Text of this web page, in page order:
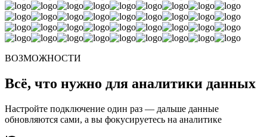
ВОЗМОЖНОСТИ
Всё, что нужно для аналитики данных
Настройте подключение один раз — дальше данные
обновляются сами, а вы фокусируетесь на аналитике